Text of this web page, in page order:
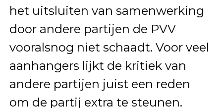
het uitsluiten van samenwerking
door andere partijen de PVV
vooralsnog niet schaadt. Voor veel
aanhangers lijkt de kritiek van
andere partijen juist een reden
om de partij extra te steunen.